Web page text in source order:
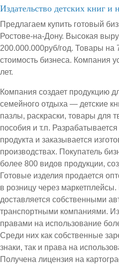
Издательство детских книг и
Предлагаем купить готовый
Ростове-на-Дону. Высокая
200.000.000руб/год. Товары на
стоимость бизнеса. Компания
лет.
Компания создает продукцию
семейного отдыха — детские
пазлы, раскраски, товары для
пособия и т.п.
продукта и заказывается
производствах. Покупатель
более 800 видов продукции,
Готовые изделия продается
в розницу через
доставляется собственными
транспортными компаниями.
правами на использование
Среди них как собственные
знаки, так и права на
Получена лицензия на